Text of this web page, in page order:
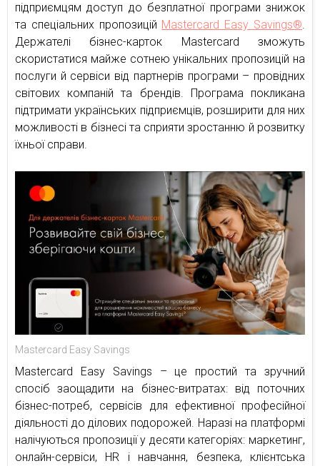
підприємцям доступ до безплатної програми знижок
та спеціальних пропозицій Mastercard Easy Savings®.
Держателі бізнес-карток Mastercard зможуть
скористатися майже сотнею унікальних пропозицій на
послуги й сервіси від партнерів програми – провідних
світових компаній та брендів. Програма покликана
підтримати українських підприємців, розширити для них
можливості в бізнесі та сприяти зростанню й розвитку
їхньої справи.
Mastercard Easy Savings
Mastercard Easy Savings – це простий та зручний
спосіб заощадити на бізнес-витратах: від поточних
бізнес-потреб, сервісів для ефективної професійної
діяльності до ділових подорожей. Наразі на платформі
налічуються пропозиції у десяти категоріях: маркетинг,
онлайн-сервіси, HR і навчання, безпека, клієнтська